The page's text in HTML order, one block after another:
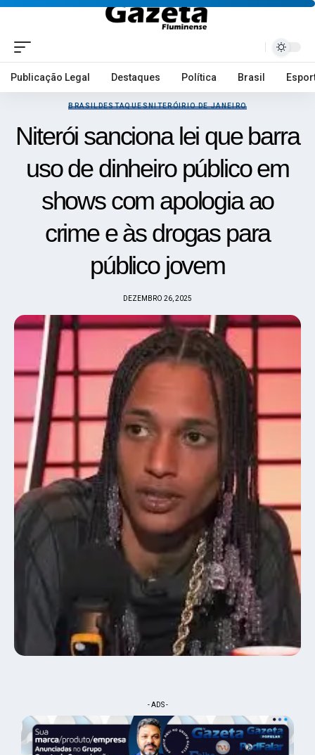
Publicação Legal Destaques Política Brasil
BRASILDESTAQUESNITERÓIRIO DE JANEIRO
Niterói sanciona lei que barra
uso de dinheiro público em
shows com apologia ao
crime e às drogas para
público jovem
DEZEMBRO 26, 2025
- ADS -